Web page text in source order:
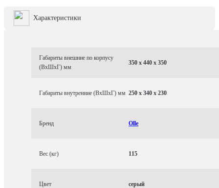
Характеристики
Габариты внешние по корпусу
(ВхШхГ) мм
350 x 440 x 350
Габариты внутренние (ВхШхГ) мм 250 x 340 x 230
Бренд Olle
Вес (кг) 115
Цвет серый